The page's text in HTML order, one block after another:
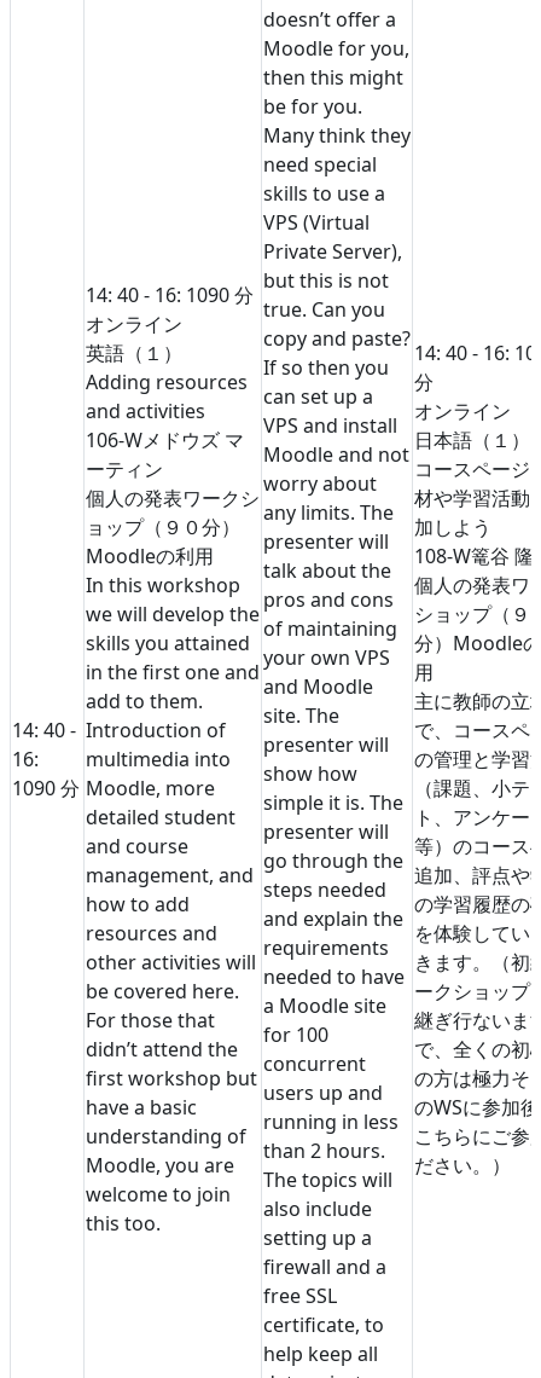
14: 40 -
16:
1090 分
14: 40 - 16: 1090 分
オンライン
英語（１）
Adding resources
and activities
106-Wメドウズ マ
ーティン
個人の発表ワークシ
ョップ（９０分）
Moodleの利用
In this workshop
we will develop the
skills you attained
in the first one and
add to them.
Introduction of
multimedia into
Moodle, more
detailed student
and course
management, and
how to add
resources and
other activities will
be covered here.
For those that
didn’t attend the
first workshop but
have a basic
understanding of
Moodle, you are
welcome to join
this too.
doesn’t offer a
Moodle for you,
then this might
be for you.
Many think they
need special
skills to use a
VPS (Virtual
Private Server),
but this is not
true. Can you
copy and paste?
If so then you
can set up a
VPS and install
Moodle and not
worry about
any limits. The
presenter will
talk about the
pros and cons
of maintaining
your own VPS
and Moodle
site. The
presenter will
show how
simple it is. The
presenter will
go through the
steps needed
and explain the
requirements
needed to have
a Moodle site
for 100
concurrent
users up and
running in less
than 2 hours.
The topics will
also include
setting up a
firewall and a
free SSL
certificate, to
help keep all
14: 40 - 16: 10
分
オンライン
日本語（１）
コースページ
材や学習活動
加しよう
108-W篭谷 隆
個人の発表ワ
ショップ（９
分） Moodle
用
主に教師の立
で、コースペ
の管理と学習
（課題、小テ
ト、アンケー
等）のコース
追加、評点や
の学習履歴の
を体験してい
きます。（初
ークショップ
継ぎ行ないま
で、全くの初
の方は極力そ
のWSに参加
こちらにご参
ださい。）